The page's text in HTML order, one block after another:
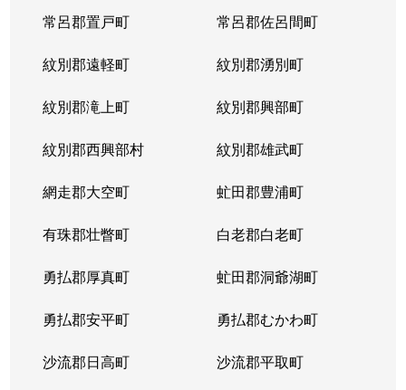
常呂郡置戸町 常呂郡佐呂間町
紋別郡遠軽町 紋別郡湧別町
紋別郡滝上町 紋別郡興部町
紋別郡西興部村 紋別郡雄武町
網走郡大空町 虻田郡豊浦町
有珠郡壮瞥町 白老郡白老町
勇払郡厚真町 虻田郡洞爺湖町
勇払郡安平町 勇払郡むかわ町
沙流郡日高町 沙流郡平取町